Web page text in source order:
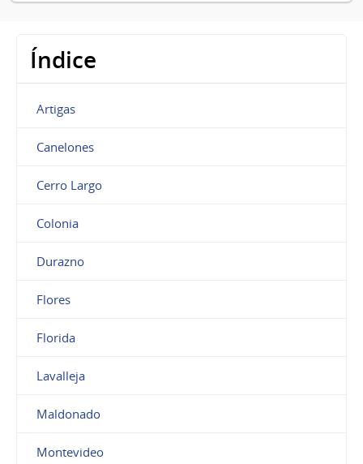
Índice
Artigas
Canelones
Cerro Largo
Colonia
Durazno
Flores
Florida
Lavalleja
Maldonado
Montevideo